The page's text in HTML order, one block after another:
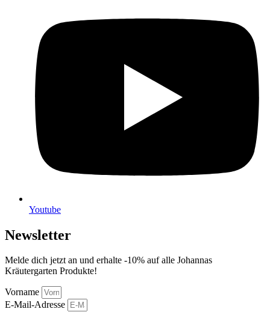
Youtube
Newsletter
Melde dich jetzt an und erhalte -10% auf alle Johannas
Kräutergarten Produkte!
Vorname
E-Mail-Adresse